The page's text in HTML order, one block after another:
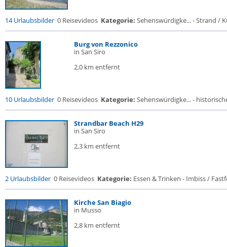
14 Urlaubsbilder 0 Reisevideos Kategorie: Sehenswürdigke... - Strand /
Burg von Rezzonico
in San Siro
2,0 km entfernt
10 Urlaubsbilder 0 Reisevideos Kategorie: Sehenswürdigke... -
Strandbar Beach H29
in San Siro
2,3 km entfernt
2 Urlaubsbilder 0 Reisevideos Kategorie: Essen & Trinken - Imbiss /
Kirche San Biagio
in Musso
2,8 km entfernt